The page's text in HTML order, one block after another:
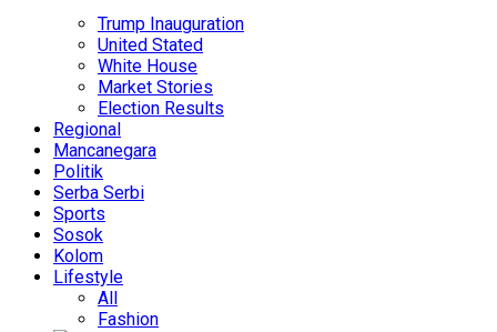
Trump Inauguration
United Stated
White House
Market Stories
Election Results
Regional
Mancanegara
Politik
Serba Serbi
Sports
Sosok
Kolom
Lifestyle
All
Fashion